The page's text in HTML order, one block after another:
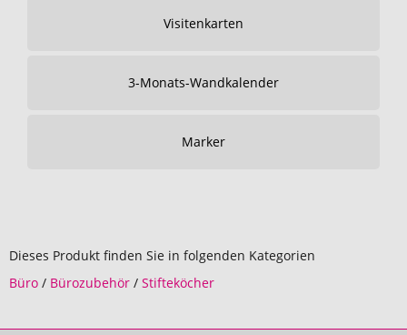
Visitenkarten
3-Monats-Wandkalender
Marker
Dieses Produkt finden Sie in folgenden Kategorien
Büro / Bürozubehör / Stifteköcher